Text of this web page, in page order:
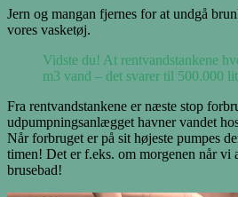
Jern og mangan fjernes for at undgå
vores vasketøj.
Vidste du! At rentvandstankene
m3 vand – det svarer til 500.000
Fra rentvandstankene er næste stop
udpumpningsanlægget havner vandet
Når forbruget er på sit højeste pumpes
timen! Det er f.eks. om morgenen når vi
brusebad!